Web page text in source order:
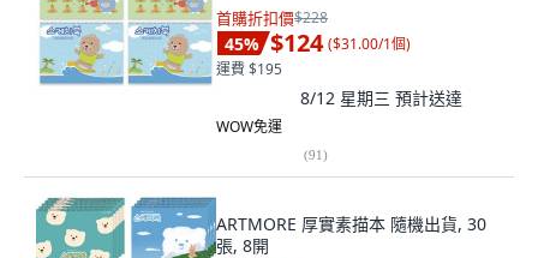
首購折扣價$228
45% $124 ($31.00/1個)
運費 $195
8/12 星期三 預計送達
WOW免運
(91)
ARTMORE 厚實素描本 隨機出貨, 30
張, 8開